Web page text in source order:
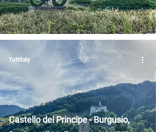
Castello del Principe - Burgusio,
Tuttitaly